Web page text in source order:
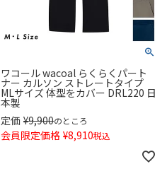
ワコール wacoal らくらくパート
ナー カルソン ストレートタイプ
MLサイズ 体型をカバー DRL220 日
本製
定価 ¥9,900のところ
会員限定価格 ¥8,910税込